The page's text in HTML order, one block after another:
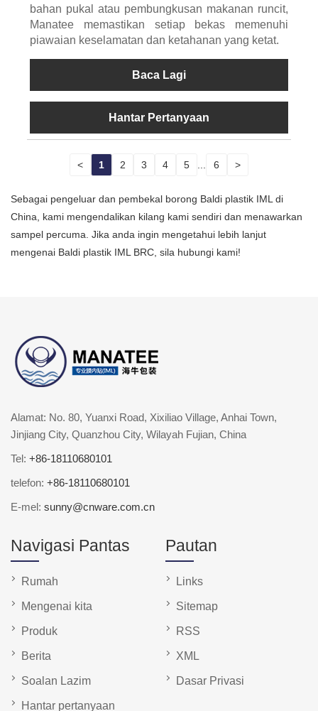
bahan pukal atau pembungkusan makanan runcit,
Manatee memastikan setiap bekas memenuhi
piawaian keselamatan dan ketahanan yang ketat.
Baca Lagi
Hantar Pertanyaan
< 1 2 3 4 5 6 >
Sebagai pengeluar dan pembekal borong Baldi plastik IML di
China, kami mengendalikan kilang kami sendiri dan menawarkan
sampel percuma. Jika anda ingin mengetahui lebih lanjut
mengenai Baldi plastik IML BRC, sila hubungi kami!
Alamat: No. 80, Yuanxi Road, Xixiliao Village, Anhai Town,
Jinjiang City, Quanzhou City, Wilayah Fujian, China
Tel: +86-18110680101
telefon: +86-18110680101
E-mel: sunny@cnware.com.cn
Navigasi Pantas
Rumah
Mengenai kita
Produk
Berita
Soalan Lazim
Hantar pertanyaan
Pautan
Links
Sitemap
RSS
XML
Dasar Privasi